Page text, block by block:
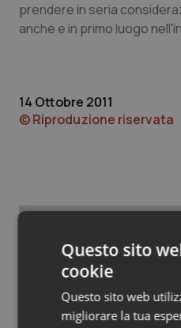
Veneto
Oncoematologia
Psoriasi & pelle
Quotidiano Pediatria
Rene & patologie
prendere in seria
anche e in primo luogo
14 Ottobre 2011
© Riproduzione riservata
Potrebbe
Regioni e Asl
Questo sito
cookie
Questo sito web
migliorare la tua